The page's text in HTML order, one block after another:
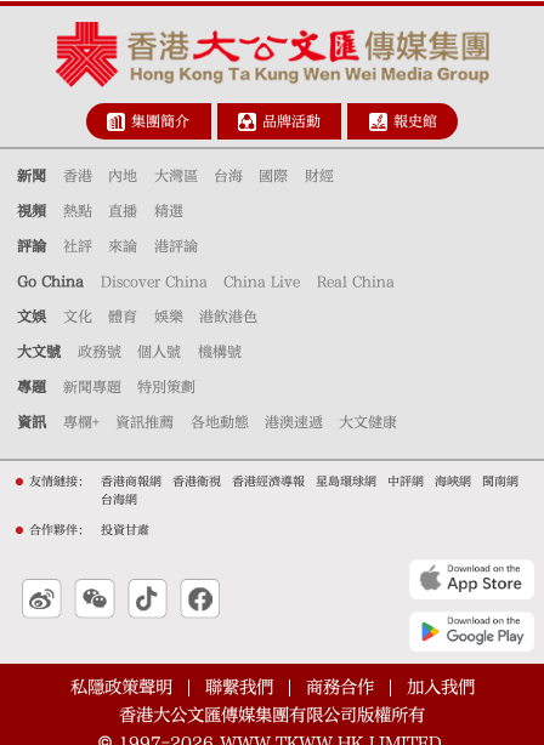
集團簡介 品牌活動 報史館
新聞 香港 內地 大灣區 台海 國際 財經
視頻 熱點 直播 精選
評論 社評 來論 港評論
Go China Discover China China Live Real China
文娛 文化 體育 娛樂 港飲港色
大文號 政務號 個人號 機構號
專題 新聞專題 特別策劃
資訊 專欄+ 資訊推薦 各地動態 港澳速遞 大文健康
友情鏈接： 香港商報網 香港衛視 香港經濟導報 星島環球網 中評網 海峽網
閩南網
台海網
合作夥伴： 投資甘肅
私隱政策聲明 聯繫我們 商務合作
加入我們
香港大公文匯傳媒集團有限公司版權所有